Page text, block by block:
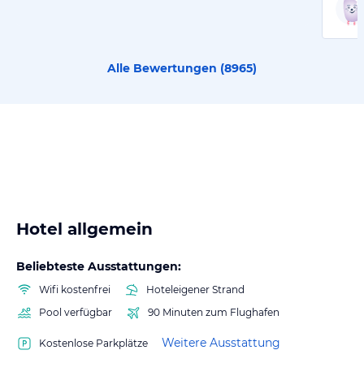
Alle Bewertungen (8965)
Hotel allgemein
Beliebteste Ausstattungen:
Wifi kostenfrei
Hoteleigener Strand
Pool verfügbar
90 Minuten zum Flughafen
Kostenlose Parkplätze Weitere Ausstattung